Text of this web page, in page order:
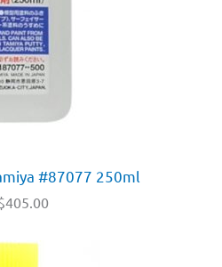
#87077 250ml
405.00